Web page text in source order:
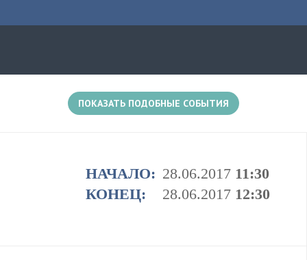
Есть несколько событий в этом месте
ПОКАЗАТЬ ПОДОБНЫЕ СОБЫТИЯ
НАЧАЛО: 28.06.2017 11:30
КОНЕЦ:
28.06.2017 12:30